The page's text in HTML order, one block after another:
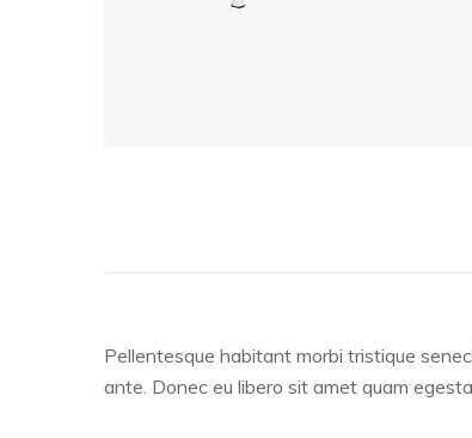
Pellentesque habitant morbi tristique
ante. Donec eu libero sit amet quam